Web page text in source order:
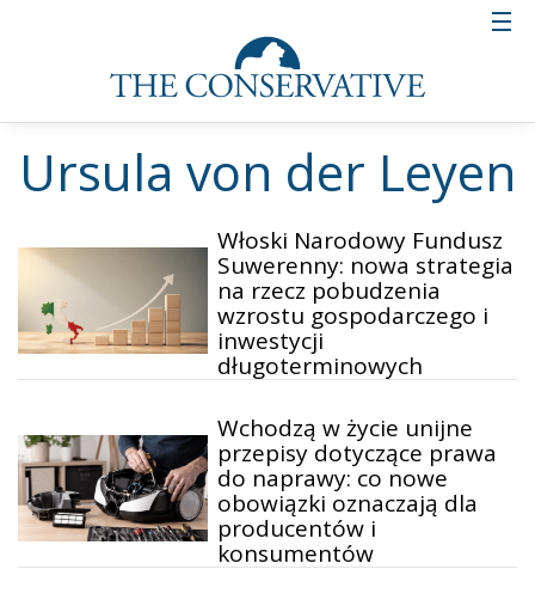
Ursula von der Leyen
Włoski Narodowy Fundusz
Suwerenny: nowa strategia
na rzecz pobudzenia
wzrostu gospodarczego i
inwestycji
długoterminowych
Wchodzą w życie unijne
przepisy dotyczące prawa
do naprawy: co nowe
obowiązki oznaczają dla
producentów i
konsumentów